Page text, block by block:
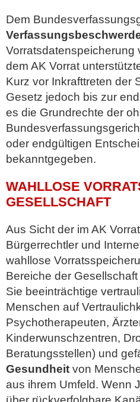
Dem
Vorratsdatenspeicherung
dem AK Vorrat
Kurz vor Inkrafttreten der
Gesetz jedoch bis zur
es die Grundrechte der
oder endgültigen
bekanntgegeben.
WAHLLOSE
GESELLSCHAFT
Aus Sicht der im AK
Bürgerrechtler und
wahllose
Bereiche der Gesellschaft
Sie beeinträchtige
Menschen auf
Psychotherapeuten,
Kinderwunschzentren,
Beratungsstellen) und
Gesundheit von
aus ihrem Umfeld. Wenn